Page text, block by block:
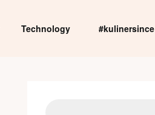
Technology #kulinersince